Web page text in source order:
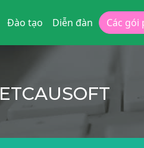
Đào tạo Diễn đàn Các gói